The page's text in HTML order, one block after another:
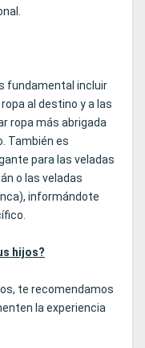
fundamental incluir
al destino y a las
ropa más abrigada
También es
para las veladas
o las veladas
informándote
hijos?
te recomendamos
la experiencia